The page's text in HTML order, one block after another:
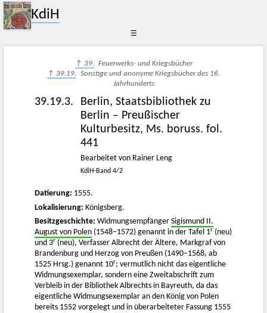
KdiH
☰
↑ 39. Feuerwerks- und Kriegsbücher
↑ 39.19. Sonstige und anonyme Kriegsbücher des 16.
Jahrhunderts
39.19.3.
Berlin, Staatsbibliothek zu
Berlin – Preußischer
Kulturbesitz, Ms. boruss. fol.
441
Bearbeitet von Rainer Leng
KdiH-Band 4/2
Datierung: 1555.
Lokalisierung: Königsberg.
Besitzgeschichte: Widmungsempfänger Sigismund II.
August von Polen (1548–1572) genannt in der Tafel 1r (neu)
und 3r (neu), Verfasser Albrecht der Ältere, Markgraf von
Brandenburg und Herzog von Preußen (1490–1568, ab
1525 Hrsg.) genannt 10r; vermutlich nicht das eigentliche
Widmungsexemplar, sondern eine Zweitabschrift zum
Verbleib in der Bibliothek Albrechts in Bayreuth, da das
eigentliche Widmungsexemplar an den König von Polen
bereits 1552 vorgelegt und in überarbeiteter Fassung 1555